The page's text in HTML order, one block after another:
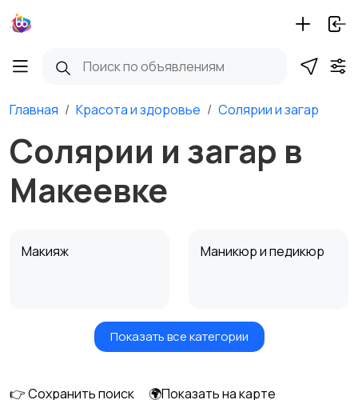
Главная Красота и здоровье Солярии и загар
Солярии и загар в
Макеевке
Макияж Маникюр и педикюр
Товары для здоровья Парфюмерия
Показать все категории
👉 Сохранить поиск
🌍Показать на карте